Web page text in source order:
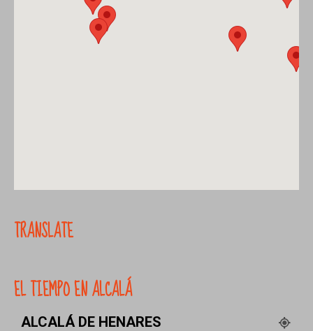
TRANSLATE
EL TIEMPO EN ALCALÁ
ALCALÁ DE HENARES